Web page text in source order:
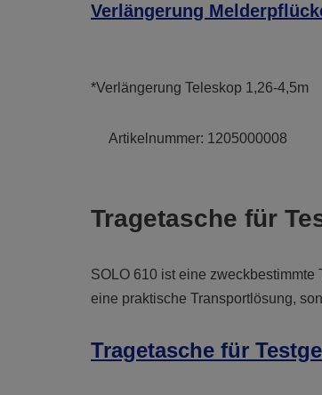
Verlängerung
*Verlängerung Teleskop 1,26-4,5m
Artikelnummer: 1205000008
Tragetasche für
SOLO 610 ist eine
eine praktische Transportlösung,
Tragetasche für